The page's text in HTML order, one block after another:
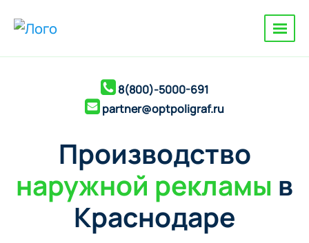
8(800)-5000-691
partner@optpoligraf.ru
Производство
наружной рекламы в
Краснодаре